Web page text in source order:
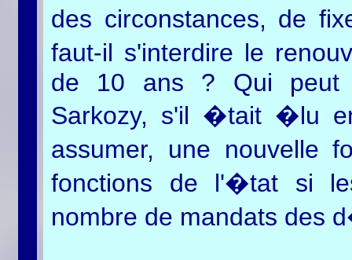
des circonstances, de
faut-il s'interdire le
de 10 ans ? Qui peut
Sarkozy, s'il �tait �lu
assumer, une nouvelle
fonctions de l'�tat si
nombre de mandats